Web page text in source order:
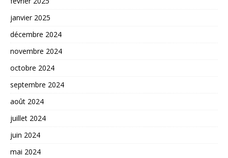
janvier 2025
décembre 2024
novembre 2024
octobre 2024
septembre 2024
août 2024
juillet 2024
juin 2024
mai 2024